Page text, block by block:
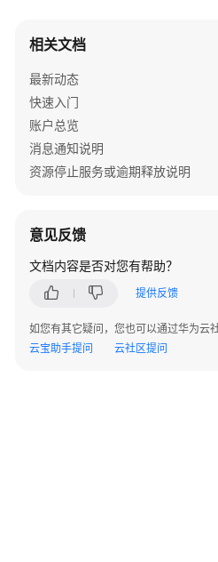
单
管
待
支
付
费
管
我
相关文档
最新动态
快速入门
账户总览
消息通知说明
资源停止服务或逾期释放说明
意见反馈
文档内容是否对您有帮助？
提供反馈
如您有其它疑问，您也可以通过华为云
云宝助手提问
云社区提问